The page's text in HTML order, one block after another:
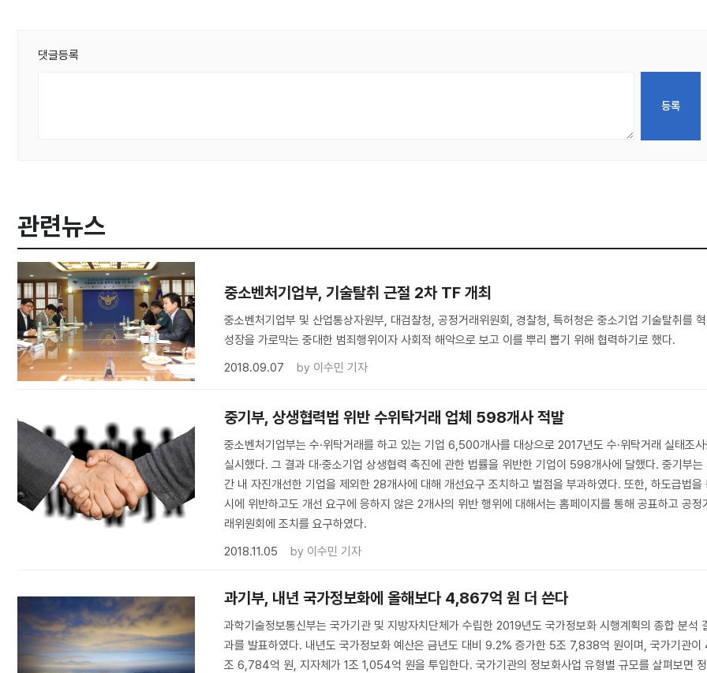
댓글등록
관련뉴스
중소벤처기업부, 기술탈취 근절 2차 TF 개최
중소벤처기업부 및 산업통상자원부, 대검찰청, 공정거래위원회, 경찰청, 특허청은 중소기업 기술탈취를
성장을 가로막는 중대한 범죄행위이자 사회적 해악으로 보고 이를 뿌리 뽑기 위해 협력하기로 했다.
2018.09.07
by 이수민 기자
중기부, 상생협력법 위반 수위탁거래 업체 598개사 적발
중소벤처기업부는 수·위탁거래를 하고 있는 기업 6,500개사를 대상으로 2017년도 수·위탁거래 실태조사
실시했다. 그 결과 대·중소기업 상생협력 촉진에 관한 법률을 위반한 기업이 598개사에 달했다. 중기부는
간 내 자진개선한 기업을 제외한 28개사에 대해 개선요구 조치하고 벌점을 부과하였다. 또한, 하도급법을
시에 위반하고도 개선 요구에 응하지 않은 2개사의 위반 행위에 대해서는 홈페이지를 통해 공표하고 공정
래위원회에 조치를 요구하였다.
2018.11.05
by 이수민 기자
​과기부, 내년 국가정보화에 올해보다 4,867억 원 더 쓴다
과학기술정보통신부는 국가기관 및 지방자치단체가 수립한 2019년도 국가정보화 시행계획의 종합 분석
과를 발표하였다. 내년도 국가정보화 예산은 금년도 대비 9.2% 증가한 5조 7,838억 원이며, 국가기관이
조 6,784억 원, 지자체가 1조 1,054억 원을 투입한다. 국가기관의 정보화사업 유형별 규모를 살펴보면